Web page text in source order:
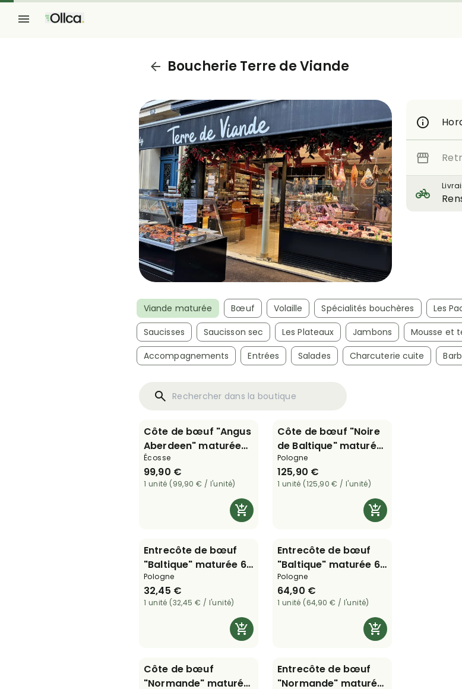
Boucherie Terre de Viande
Viande maturée Bœuf Volaille Spécialités bouchères Les
Saucisses
Saucisson sec Les Plateaux Jambons Mousse et
Accompagnements
Entrées Salades Charcuterie cuite
Côte de bœuf "Angus
Aberdeen" maturée
60 jours - 1,2 kg
Écosse
99,90 €
1 unité (99,90 € / l'unité)
Côte de bœuf "Noire
de Baltique" maturée
60 jours - 1,2 kg
Pologne
125,90 €
1 unité (125,90 € / l'unité)
Entrecôte de bœuf
"Baltique" maturée 60
jours - 300g
Pologne
32,45 €
1 unité (32,45 € / l'unité)
Entrecôte de bœuf
"Baltique" maturée 60
jours - 600 g
Pologne
64,90 €
1 unité (64,90 € / l'unité)
Côte de bœuf
"Normande" maturée
Entrecôte de bœuf
"Normande" maturée